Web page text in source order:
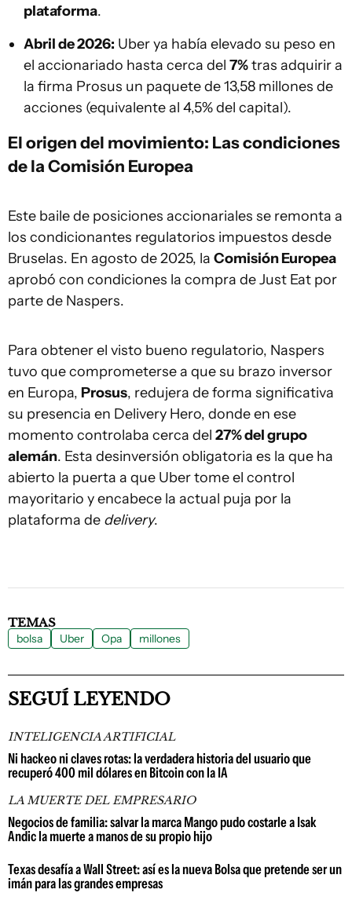
plataforma.
Abril de 2026: Uber ya había elevado su peso en
el accionariado hasta cerca del 7%tras adquirir a
la firma Prosus un paquete de 13,58 millones de
acciones (equivalente al 4,5% del capital).
El origen del movimiento: Las condiciones
de la Comisión Europea
Este baile de posiciones accionariales se remonta a
los condicionantes regulatorios impuestos desde
Bruselas. En agosto de 2025, la Comisión Europea
aprobó con condiciones la compra de Just Eat por
parte de Naspers.
Para obtener el visto bueno regulatorio, Naspers
tuvo que comprometerse a que su brazo inversor
en Europa, Prosus, redujera de forma significativa
su presencia en Delivery Hero, donde en ese
momento controlaba cerca del 27% del grupo
alemán. Esta desinversión obligatoria es la que ha
abierto la puerta a que Uber tome el control
mayoritario y encabece la actual puja por la
plataforma de delivery.
TEMAS
bolsa Uber Opa millones
SEGUÍ LEYENDO
INTELIGENCIA ARTIFICIAL
Ni hackeo ni claves rotas: la verdadera historia del usuario que
recuperó 400 mil dólares en Bitcoin con la IA
LA MUERTE DEL EMPRESARIO
Negocios de familia: salvar la marca Mango pudo costarle a Isak
Andic la muerte a manos de su propio hijo
Texas desafía a Wall Street: así es la nueva Bolsa que pretende ser un
imán para las grandes empresas